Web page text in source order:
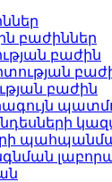
բաժիններ
բաժին
բաժին